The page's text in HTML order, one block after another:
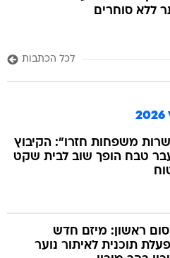
ללא סוחרים
לכל הכתבות
משפחות חזרו": הקיבוץ
טבח הופך שוב לבית שקט
ראשון: מיזם חדש
תוכנית לאיתור נוער